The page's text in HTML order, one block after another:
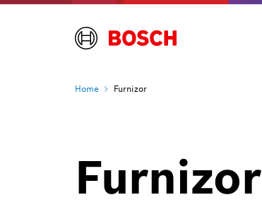
Home Furnizor
Furnizor